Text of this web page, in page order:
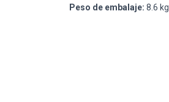
Peso de embalaje: 8.6 kg